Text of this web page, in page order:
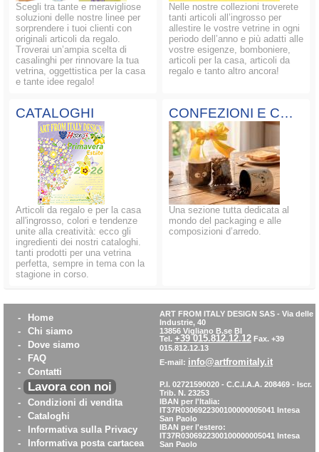
Scegli tra tante e meravigliose
soluzioni delle nostre linee per
sorprendere i tuoi clienti con
originali articoli da regalo.
Troverai un’ampia scelta di
casalinghi per rinnovare la tua
vetrina, oggettistica per la casa
e tante idee regalo!
Nelle nostre collezioni troverete
tanti articoli all’ingrosso per
allestire le vostre vetrine in ogni
periodo dell’anno e più adatti alle
vostre esigenze, bomboniere,
articoli per la casa, articoli da
regalo e tanto altro ancora!
CATALOGHI
Articoli da regalo e per la casa
all'ingrosso, colori e tendenze
unite alla creatività: ecco gli
ingredienti dei nostri cataloghi.
tanti prodotti per una vetrina
perfetta, sempre in tema con la
stagione in corso.
CONFEZIONI E COMPOSIZIONI
Una sezione tutta dedicata al
mondo del packaging e alle
composizioni d’arredo.
-
Home
-
Chi siamo
-
Dove siamo
-
FAQ
-
Contatti
-
Lavora con noi
-
Condizioni di vendita
-
Cataloghi
-
Informativa sulla Privacy
-
Informativa posta cartacea
ART FROM ITALY DESIGN SAS - Via delle
Industrie, 40
13856 Vigliano B.se BI
Tel. +39 015.812.12.12 Fax. +39
015.812.12.13
E-mail: info@artfromitaly.it
P.I. 02721590020 - C.C.I.A.A. 208469 - Iscr.
Trib. N. 23253
IBAN per l'Italia:
IT37R0306922300100000005041 Intesa
San Paolo
IBAN per l'estero:
IT37R0306922300100000005041 Intesa
San Paolo